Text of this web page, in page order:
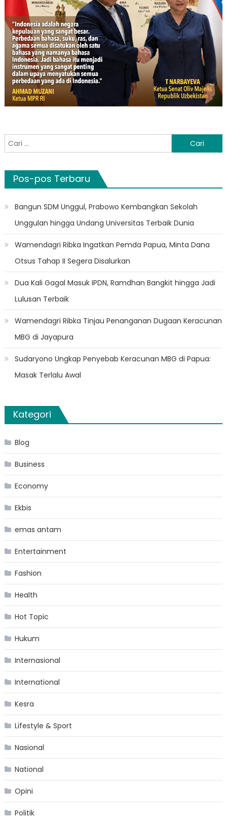
Cari
untuk:
Pos-pos Terbaru
Bangun SDM Unggul, Prabowo Kembangkan Sekolah
Unggulan hingga Undang Universitas Terbaik Dunia
Wamendagri Ribka Ingatkan Pemda Papua, Minta Dana
Otsus Tahap II Segera Disalurkan
Dua Kali Gagal Masuk IPDN, Ramdhan Bangkit hingga Jadi
Lulusan Terbaik
Wamendagri Ribka Tinjau Penanganan Dugaan Keracunan
MBG di Jayapura
Sudaryono Ungkap Penyebab Keracunan MBG di Papua:
Masak Terlalu Awal
Kategori
Blog
Business
Economy
Ekbis
emas antam
Entertainment
Fashion
Health
Hot Topic
Hukum
Internasional
International
Kesra
Lifestyle & Sport
Nasional
National
Opini
Politik